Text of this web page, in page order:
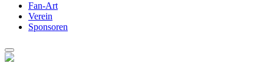
Fan-Art
Verein
Sponsoren